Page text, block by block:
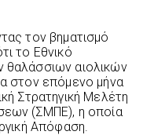
τον βηματισμό
το Εθνικό
θαλάσσιων αιολικών
στον επόμενο μήνα
Στρατηγική Μελέτη
(ΣΜΠΕ), η οποία
Απόφαση.